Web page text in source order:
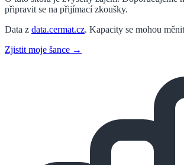
připravit se na přijímací zkoušky.
Data z data.cermat.cz. Kapacity se mohou
Zjistit moje šance →